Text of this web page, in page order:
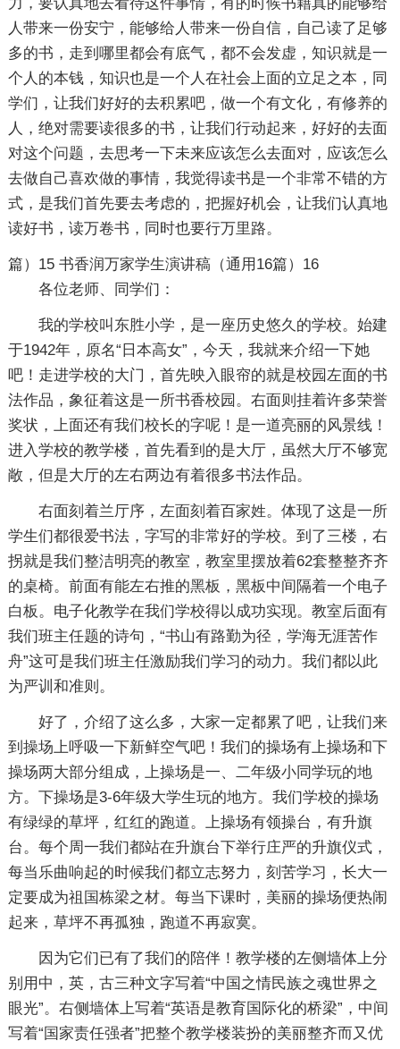
人带来一份安宁，能够给人带来一份自信，自己读了足够
多的书，走到哪里都会有底气，都不会发虚，知识就是一
个人的本钱，知识也是一个人在社会上面的立足之本，同
学们，让我们好好的去积累吧，做一个有文化，有修养的
人，绝对需要读很多的书，让我们行动起来，好好的去面
对这个问题，去思考一下未来应该怎么去面对，应该怎么
去做自己喜欢做的事情，我觉得读书是一个非常不错的方
式，是我们首先要去考虑的，把握好机会，让我们认真地
读好书，读万卷书，同时也要行万里路。
篇）15
各位老师、同学们：
我的学校叫东胜小学，是一座历史悠久的学校。始建
于1942年，原名“日本高女”，今天，我就来介绍一下她
吧！走进学校的大门，首先映入眼帘的就是校园左面的书
法作品，象征着这是一所书香校园。右面则挂着许多荣誉
奖状，上面还有我们校长的字呢！是一道亮丽的风景线！
进入学校的教学楼，首先看到的是大厅，虽然大厅不够宽
敞，但是大厅的左右两边有着很多书法作品。
右面刻着兰厅序，左面刻着百家姓。体现了这是一所
学生们都很爱书法，字写的非常好的学校。到了三楼，右
拐就是我们整洁明亮的教室，教室里摆放着62套整整齐齐
的桌椅。前面有能左右推的黑板，黑板中间隔着一个电子
白板。电子化教学在我们学校得以成功实现。教室后面有
我们班主任题的诗句，“书山有路勤为径，学海无涯苦作
舟”这可是我们班主任激励我们学习的动力。我们都以此
为严训和准则。
好了，介绍了这么多，大家一定都累了吧，让我们来
到操场上呼吸一下新鲜空气吧！我们的操场有上操场和下
操场两大部分组成，上操场是一、二年级小同学玩的地
方。下操场是3-6年级大学生玩的地方。我们学校的操场
有绿绿的草坪，红红的跑道。上操场有领操台，有升旗
台。每个周一我们都站在升旗台下举行庄严的升旗仪式，
每当乐曲响起的时候我们都立志努力，刻苦学习，长大一
定要成为祖国栋梁之材。每当下课时，美丽的操场便热闹
起来，草坪不再孤独，跑道不再寂寞。
因为它们已有了我们的陪伴！教学楼的左侧墙体上分
别用中，英，古三种文字写着“中国之情民族之魂世界之
眼光”。右侧墙体上写着“英语是教育国际化的桥梁”，中间
写着“国家责任强者”把整个教学楼装扮的美丽整齐而又优
书香润万家学生演讲稿（通用16篇）16